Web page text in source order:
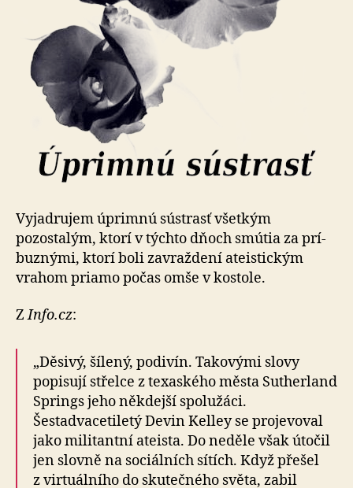
Vyjadrujem úprimnú sústrasť všetkým
pozostalým, ktorí v týchto dňoch smútia za prí­
buz­nými, ktorí boli zavraždení ateistickým
vrahom priamo počas omše v kostole.
ZInfo.cz:
„Děsivý, šílený, podivín. Takovými slovy
popisují střelce z texaského města Sutherland
Springs jeho někdejší spolužáci.
Šestadvacetiletý Devin Kelley se pro­je­vo­val
jako mi­li­tantní ateista. Do neděle však útočil
jen slovně na so­ciál­ních sítích. Když přešel
z virtuálního do sku­teč­ného světa, zabil